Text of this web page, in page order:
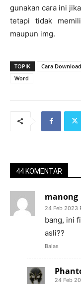
gunakan cara ini
tetapi tidak
maupun img.
TOPIK Cara
Word
44 KOMENTAR
manong
24 Feb 2023
bang, ini
asli??
Balas
24 Feb